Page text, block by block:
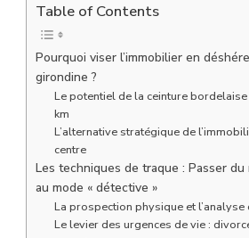
Table of Contents
Pourquoi viser l’immobilier en
girondine ?
Le potentiel de la ceinture bordelaise
km
L’alternative stratégique de
centre
Les techniques de traque : Passer du
au mode « détective »
La prospection physique et
Le levier des urgences de vie :